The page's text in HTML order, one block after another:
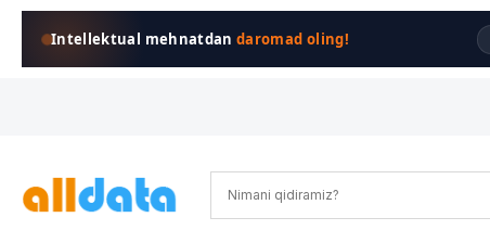
Intellektual mehnatdandaromad oling!